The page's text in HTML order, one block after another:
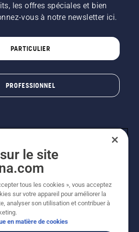
les offres spéciales et bien
vous à notre newsletter ici.
PARTICULIER
PROFESSIONNEL
Tous droits réservés. Les prix
indicatif de Husqvarna Schweiz AG
prix en CHF, TVA 8,1 % et
réserve de modification. Tous les
prix de vente recommandés (TVA
le site
tous les cookies », vous acceptez
sur votre appareil pour améliorer la
analyser son utilisation et contribuer à
en matière de cookies